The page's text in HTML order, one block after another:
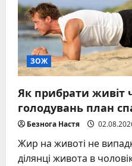
особливих
зусиль
та
що
це
означає
для
організму
ЗОЖ
Як прибрати живіт
голодувань план
Безнога Настя
Жир на животі не
ділянці живота в